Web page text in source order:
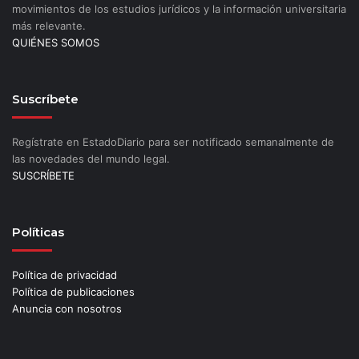
movimientos de los estudios jurídicos y la información universitaria
más relevante.
QUIÉNES SOMOS
Suscríbete
Regístrate en EstadoDiario para ser notificado semanalmente de
las novedades del mundo legal.
SUSCRÍBETE
Políticas
Política de privacidad
Política de publicaciones
Anuncia con nosotros